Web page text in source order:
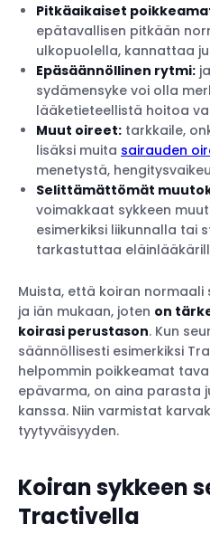
Pitkäaikaiset
epätavallisen pitkään
ulkopuolella, kannattaa
Epäsäännöllinen rytmi:
sydämensyke voi olla
lääketieteellistä hoitoa
Muut oireet: tarkkaile,
lisäksi muita sairauden
menetystä,
Selittämättömät
voimakkaat sykkeen
esimerkiksi liikunnalla tai
tarkastuttaa
Muista, että koiran normaali
ja iän mukaan, joten on
koirasi perustason. Kun
säännöllisesti esimerkiksi
helpommin poikkeamat
epävarma, on aina parasta
kanssa. Niin varmistat
tyytyväisyyden.
Koiran sykkeen
Tractivella